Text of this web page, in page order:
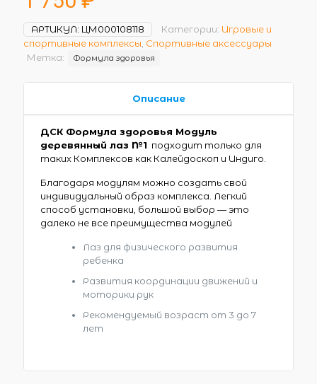
АРТИКУЛ: ЦМ000108118 Категории: Игровые и
спортивные комплексы Спортивные аксессуары
Метка:
Формула здоровья
Описание
ДСК Формула здоровья Модуль
деревянный лаз №1 подходит только для
таких Комплексов как Калейдоскоп и Индиго.
Благодаря модулям можно создать свой
индивидуальный образ комплекса. Легкий
способ установки, большой выбор — это
далеко не все преимущества модулей
Лаз для физического развития
ребенка
Развития координации движений и
моторики рук
Рекомендуемый возраст от 3 до 7
лет